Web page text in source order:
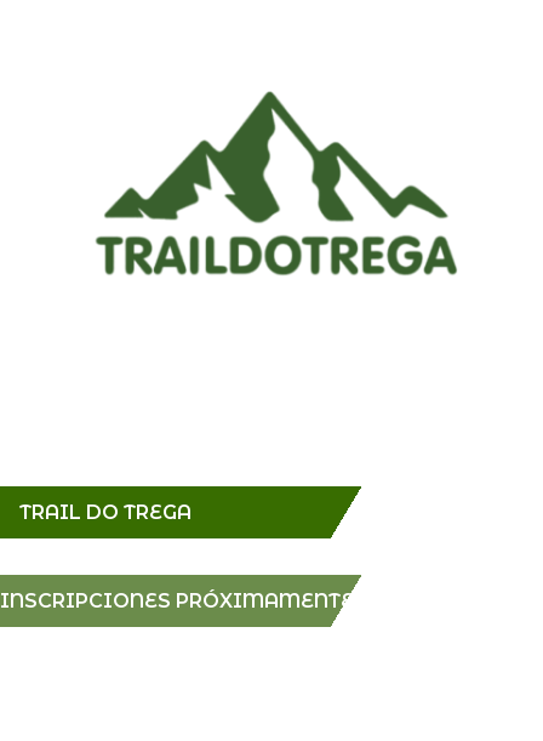
TRAIL DO TREGA
INSCRIPCIONES PRÓXIMAMENTE